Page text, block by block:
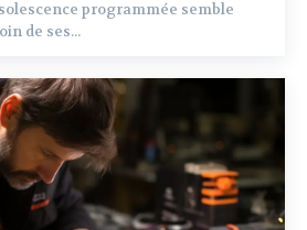
programmée semble
de ses...